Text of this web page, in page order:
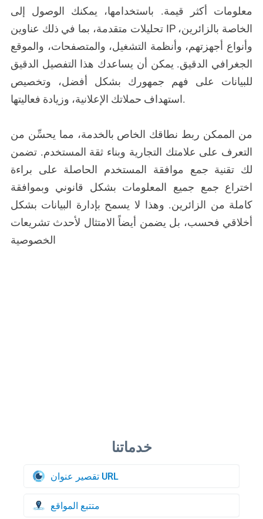
معلومات أكثر قيمة. باستخدامها، يمكنك الوصول إلى
تحليلات متقدمة، بما في ذلك عناوين IP الخاصة بالزائرين،
وأنواع أجهزتهم، وأنظمة التشغيل، والمتصفحات، والموقع
الجغرافي الدقيق. يمكن أن يساعدك هذا التفصيل الدقيق
للبيانات على فهم جمهورك بشكل أفضل، وتخصيص
استهداف حملاتك الإعلانية، وزيادة فعاليتها.
من الممكن ربط نطاقك الخاص بالخدمة، مما يحسِّن من
التعرف على علامتك التجارية وبناء ثقة المستخدم. تضمن
لك تقنية جمع موافقة المستخدم الحاصلة على براءة
اختراع جمع جميع المعلومات بشكل قانوني وبموافقة
كاملة من الزائرين. وهذا لا يسمح بإدارة البيانات بشكل
أخلاقي فحسب، بل يضمن أيضاً الامتثال لأحدث تشريعات
الخصوصية
تقصير عنوان URL
متتبع المواقع